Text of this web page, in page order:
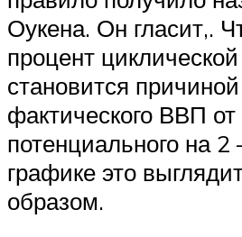
Оукена. Он гласит,.
процент
становится
фактического ВВП от
потенциального на 2
графике это
образом.